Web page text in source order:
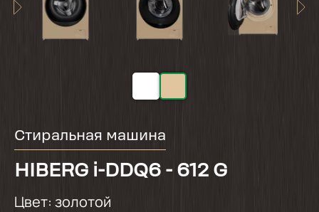
Стиральная машина
HIBERG i-DDQ6 - 612 G
Цвет: золотой